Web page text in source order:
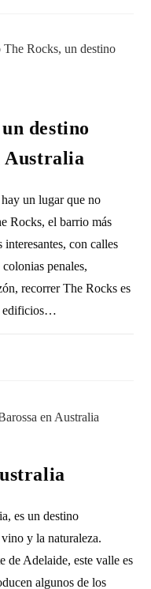
destino
Australia
un lugar que no
Rocks, el barrio más
con calles
penales,
recorrer The Rocks es
edificios…
es un destino
y la naturaleza.
de Adelaide, este valle es
algunos de los